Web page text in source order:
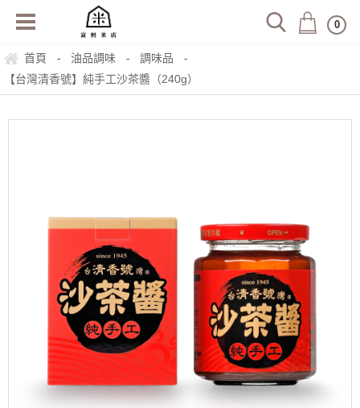
0
首頁 - 油品調味 - 調味品 -
【台灣清香號】純手工沙茶醬（240g）